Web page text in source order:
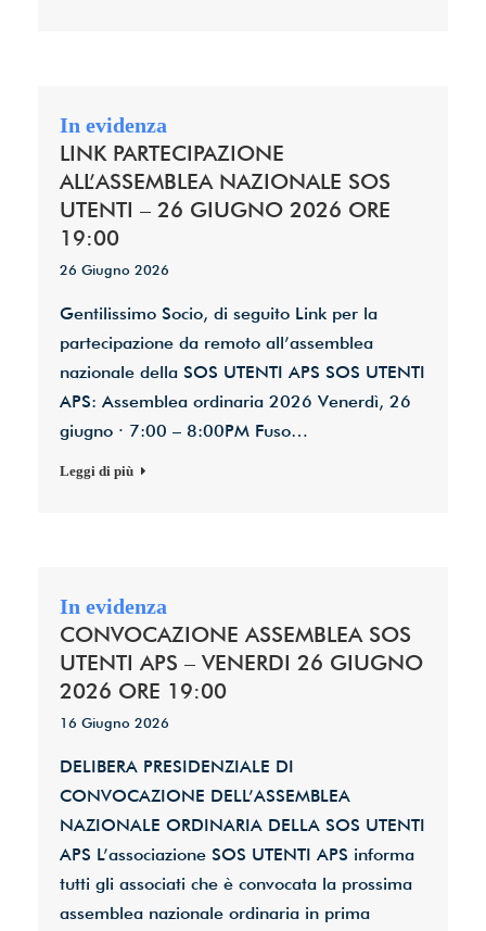
LINK PARTECIPAZIONE
ALL’ASSEMBLEA NAZIONALE SOS
UTENTI – 26 GIUGNO 2026 ORE
19:00
26 Giugno 2026
Gentilissimo Socio, di seguito Link per la
partecipazione da remoto all’assemblea
nazionale della SOS UTENTI APS SOS UTENTI
APS: Assemblea ordinaria 2026 Venerdì, 26
giugno · 7:00 – 8:00PM Fuso…
Leggi di più
CONVOCAZIONE ASSEMBLEA SOS
UTENTI APS – VENERDI 26 GIUGNO
2026 ORE 19:00
16 Giugno 2026
DELIBERA PRESIDENZIALE DI
CONVOCAZIONE DELL’ASSEMBLEA
NAZIONALE ORDINARIA DELLA SOS UTENTI
APS L’associazione SOS UTENTI APS informa
tutti gli associati che è convocata la prossima
assemblea nazionale ordinaria in prima